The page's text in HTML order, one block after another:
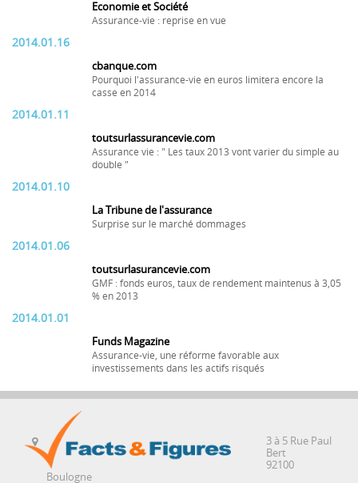
Economie et Société
Assurance-vie : reprise en vue
2014.01.16
cbanque.com
Pourquoi l'assurance-vie en euros limitera encore la
casse en 2014
2014.01.11
toutsurlassurancevie.com
Assurance vie : " Les taux 2013 vont varier du simple au
double "
2014.01.10
La Tribune de l'assurance
Surprise sur le marché dommages
2014.01.06
toutsurlasurancevie.com
GMF : fonds euros, taux de rendement maintenus à 3,05
% en 2013
2014.01.01
Funds Magazine
Assurance-vie, une réforme favorable aux
investissements dans les actifs risqués
3 à 5 Rue Paul
Bert
92100
Boulogne